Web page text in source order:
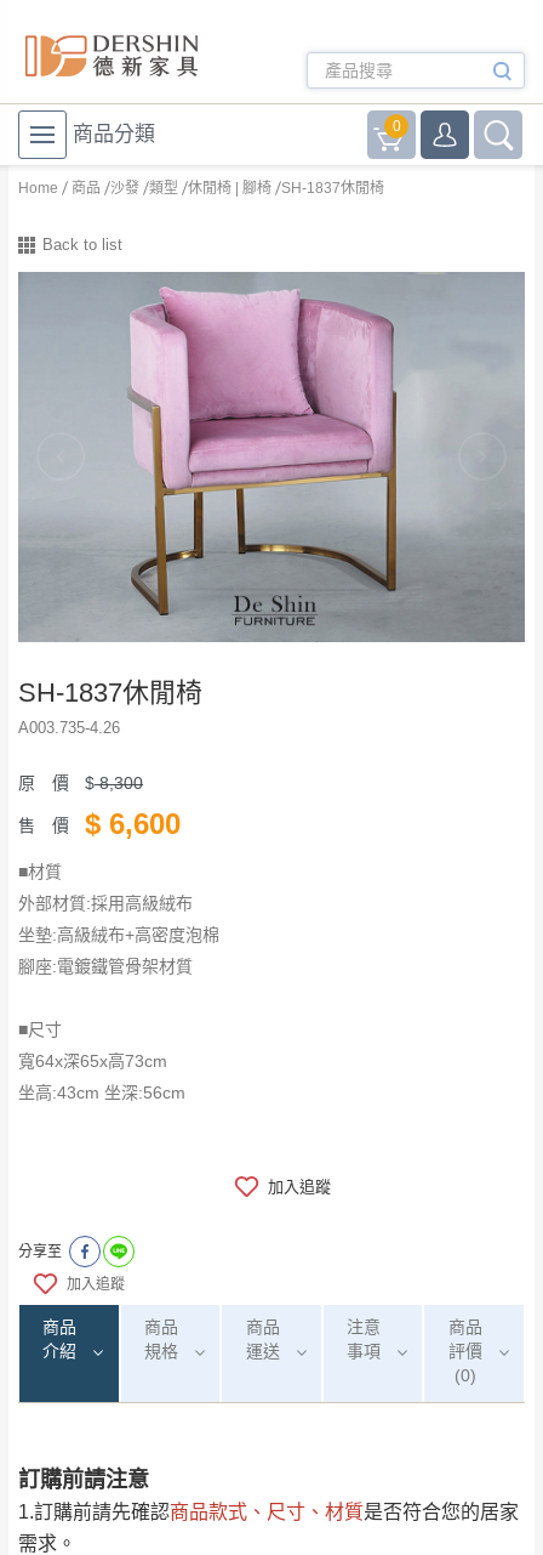
商品分類 0
Home 商品 沙發 類型 休閒椅 | 腳椅 SH-1837休閒椅
Back to list
SH-1837休閒椅
A003.735-4.26
原 價 $8,300
售 價 $ 6,600
■材質
外部材質:採用高級絨布
坐墊:高級絨布+高密度泡棉
腳座:電鍍鐵管骨架材質
■尺寸
寬64x深65x高73cm
坐高:43cm 坐深:56cm
加入追蹤
分享至
加入追蹤
商品
介紹
商品
規格
商品
運送
注意
事項
商品
評價
(0)
訂購前請注意
1.訂購前請先確認商品款式、尺寸、材質是否符合您的居家
需求。
運 費 說 明
注意事項：
由於品項繁多，網頁無法及時更新，如有需
0/5 (0)筆